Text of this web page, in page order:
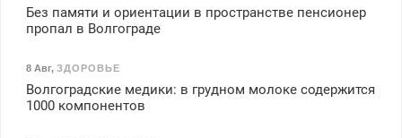
Без памяти и ориентации в пространстве пенсионер
пропал в Волгограде
8 Авг, ЗДОРОВЬЕ
Волгоградские медики: в грудном молоке содержится
1000 компонентов